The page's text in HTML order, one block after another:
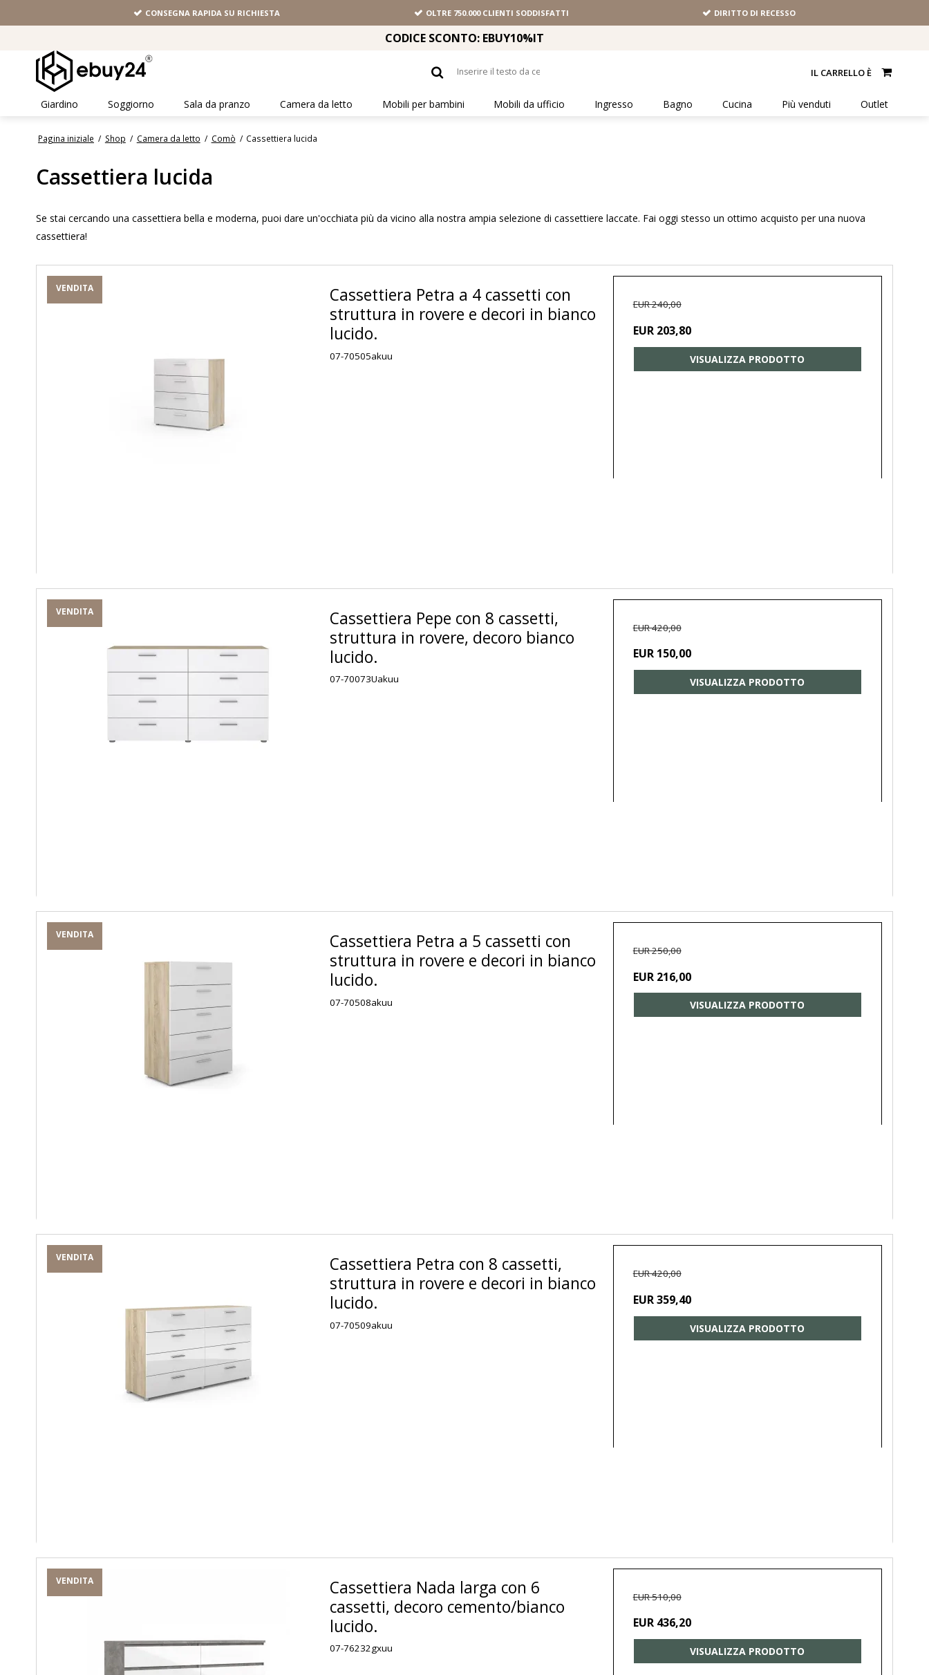
CONSEGNA RAPIDA SU RICHIESTA OLTRE 750.000 CLIENTI SODDISFATTI DIRITTO DI RECESSO
CODICE SCONTO: EBUY10%IT
IL CARRELLO È
Giardino Soggiorno Sala da pranzo Camera da letto Mobili per bambini Mobili da ufficio Ingresso Bagno Cucina Più venduti Outlet
Pagina iniziale / Shop / Camera da letto / Comò / Cassettiera lucida
Cassettiera lucida
Se stai cercando una cassettiera bella e moderna, puoi dare un'occhiata più da vicino alla nostra ampia selezione di cassettiere laccate. Fai oggi stesso un ottimo acquisto per una nuova
cassettiera!
VENDITA
Cassettiera Petra a 4 cassetti con
struttura in rovere e decori in bianco
lucido.
07-70505akuu
EUR 240,00
EUR 203,80
VISUALIZZA PRODOTTO
VENDITA
Cassettiera Pepe con 8 cassetti,
struttura in rovere, decoro bianco
lucido.
07-70073Uakuu
EUR 420,00
EUR 150,00
VISUALIZZA PRODOTTO
VENDITA
Cassettiera Petra a 5 cassetti con
struttura in rovere e decori in bianco
lucido.
07-70508akuu
EUR 250,00
EUR 216,00
VISUALIZZA PRODOTTO
VENDITA
Cassettiera Petra con 8 cassetti,
struttura in rovere e decori in bianco
lucido.
07-70509akuu
EUR 420,00
EUR 359,40
VISUALIZZA PRODOTTO
VENDITA
Cassettiera Nada larga con 6
cassetti, decoro cemento/bianco
lucido.
07-76232gxuu
EUR 510,00
EUR 436,20
VISUALIZZA PRODOTTO